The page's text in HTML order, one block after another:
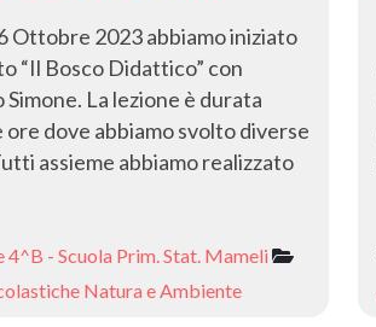
Ottobre 2023 abbiamo iniziato
“Il Bosco Didattico” con
Simone. La lezione è durata
ore dove abbiamo svolto diverse
assieme abbiamo realizzato
4^B - Scuola Prim. Stat. Mameli
Natura e Ambiente